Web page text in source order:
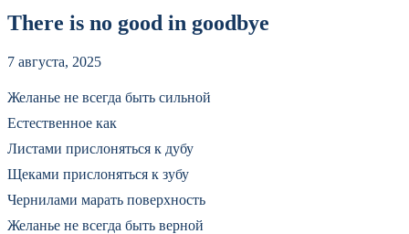
There is no good in goodbye
7 августа, 2025
Желанье не всегда быть сильной
Естественное как
Листами прислоняться к дубу
Щеками прислоняться к зубу
Чернилами марать поверхность
Желанье не всегда быть верной